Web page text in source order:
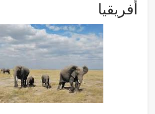
أفريقيا